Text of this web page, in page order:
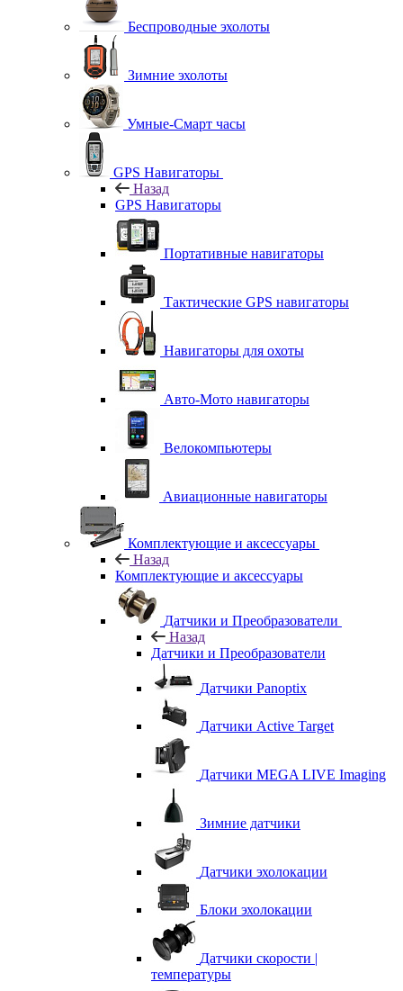
Беспроводные эхолоты
Зимние эхолоты
Умные-Смарт часы
GPS Навигаторы
Назад
GPS Навигаторы
Портативные навигаторы
Тактические GPS навигаторы
Навигаторы для охоты
Авто-Мото навигаторы
Велокомпьютеры
Авиационные навигаторы
Комплектующие и аксессуары
Назад
Комплектующие и аксессуары
Датчики и Преобразователи
Назад
Датчики и Преобразователи
Датчики Panoptix
Датчики Active Target
Датчики MEGA LIVE Imaging
Зимние датчики
Датчики эхолокации
Блоки эхолокации
Датчики скорости |
температуры